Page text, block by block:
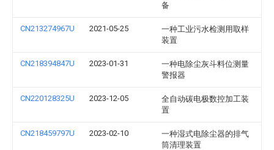
备
CN213274967U 2021-05-25
一种工业污水检测用取样
装置
CN218394847U 2023-01-31
一种电除尘灰斗料位测量
警报器
CN220128325U 2023-12-05
全自动碳电极数控加工装
置
CN218459797U 2023-02-10
一种湿式电除尘器的排气
筒清理装置